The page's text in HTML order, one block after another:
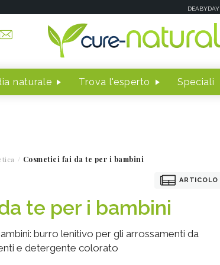
DEABYDAY
naturale Trova l'esperto Speciali
Cosmetici fai da te per i bambini
ARTICOLO
te per i bambini
burro lenitivo per gli arrossamenti da
e detergente colorato